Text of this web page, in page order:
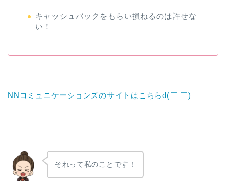
キャッシュバックをもらい損ねるのは許せな
い！
NNコミュニケーションズのサイトはこちらd(￣ ￣)
それって私のことです！